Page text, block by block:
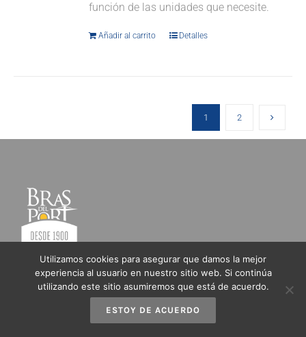
función de las unidades que necesite.
Añadir al carrito Detalles
1 2
Ctra. Cartagena – Alicante, km 85
03130 Santa Pola - Alicante
+34 965 41 33 47
info@brasdelport.com
Utilizamos cookies para asegurar que damos la mejor
experiencia al usuario en nuestro sitio web. Si continúa
utilizando este sitio asumiremos que está de acuerdo.
ESTOY DE ACUERDO